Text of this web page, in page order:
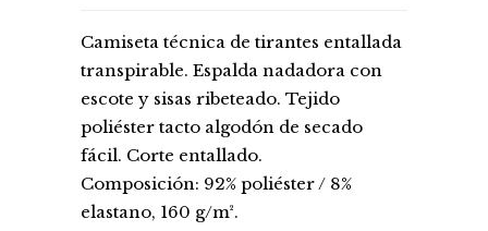
Camiseta técnica de tirantes entallada
transpirable. Espalda nadadora con
escote y sisas ribeteado. Tejido
poliéster tacto algodón de secado
fácil. Corte entallado.
Composición: 92% poliéster / 8%
elastano, 160 g/m².